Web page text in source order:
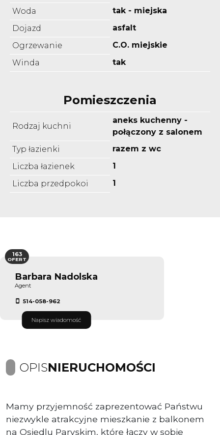
Woda
tak - miejska
Dojazd
asfalt
Ogrzewanie
C.O. miejskie
Winda
tak
Pomieszczenia
Rodzaj kuchni
aneks kuchenny -
połączony z salonem
Typ łazienki
razem z wc
Liczba łazienek
1
Liczba przedpokoi
1
Barbara Nadolska
Agent
514-058-962
Napisz wiadomość
163
OFERT
OPISNIERUCHOMOŚCI
Mamy przyjemność zaprezentować Państwu
niezwykle atrakcyjne mieszkanie z balkonem
na Osiedlu Paryskim, które łączy w sobie